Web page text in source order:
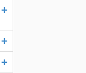
+
+
+